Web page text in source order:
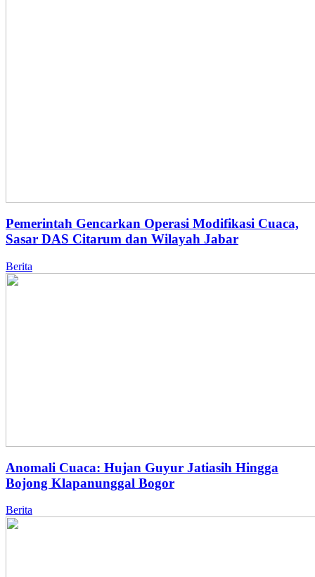
Pemerintah Gencarkan Operasi Modifikasi Cuaca,
Sasar DAS Citarum dan Wilayah Jabar
Berita
Anomali Cuaca: Hujan Guyur Jatiasih Hingga
Bojong Klapanunggal Bogor
Berita